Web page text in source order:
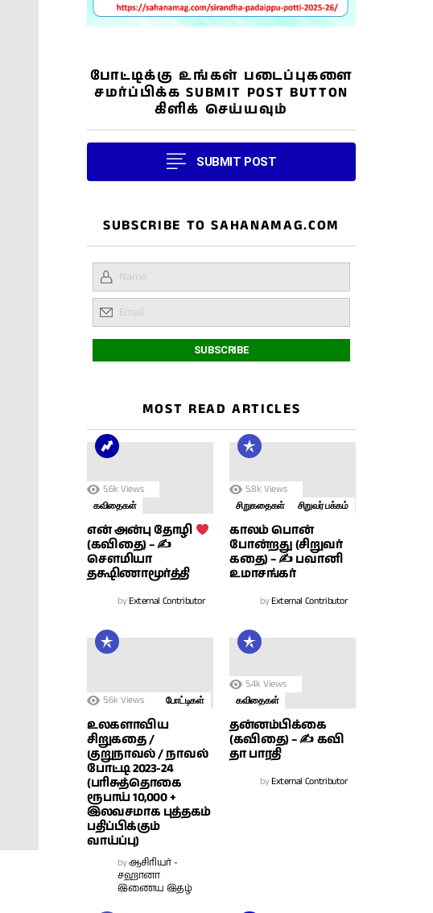
போட்டிக்கு உங்கள் படைப்புகளை
சமர்ப்பிக்க SUBMIT POST BUTTON
கிளிக் செய்யவும்
SUBMIT POST
SUBSCRIBE TO SAHANAMAG.COM
MOST READ ARTICLES
5.6k Views
கவிதைகள்
என் அன்பு தோழி
(கவிதை) – ✍
சௌமியா
தக்ஷிணாமூர்த்தி
byExternal Contributor
5.8k Views
சிறுகதைகள் சிறுவர் பக்கம்
காலம் பொன்
போன்றது (சிறுவர்
கதை) – ✍ பவானி
உமாசங்கர்
byExternal Contributor
5.6k Views போட்டிகள்
உலகளாவிய
சிறுகதை /
குறுநாவல் / நாவல்
போட்டி 2023-24
(பரிசுத்தொகை
ரூபாய் 10,000 +
இலவசமாக புத்தகம்
பதிப்பிக்கும்
வாய்ப்பு)
byஆசிரியர் -
சஹானா
இணைய இதழ்
5.4k Views
கவிதைகள்
தன்னம்பிக்கை
(கவிதை) – ✍ கவி
தா பாரதி
byExternal Contributor